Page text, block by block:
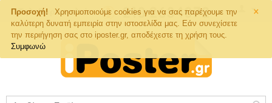
×
Προσοχή!
Χρησιμοποιούμε cookies για να σας παρέχουμε την
καλύτερη δυνατή εμπειρία στην ιστοσελίδα μας. Εάν συνεχίσετε
την περιήγηση σας στο iposter.gr, αποδέχεστε τη χρήση τους.
Συμφωνώ
Τηλ. Παραγγελιών